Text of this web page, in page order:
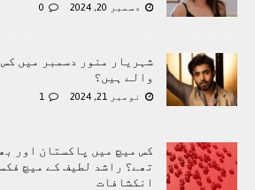
دسمبر 20, 2024 0
شہریار منور دسمبر میں
والے ہیں؟
نومبر 21, 2024 1
کس میچ میں پاکستان اور
تھے؟ راشد لطیف کے میچ
انکشافات